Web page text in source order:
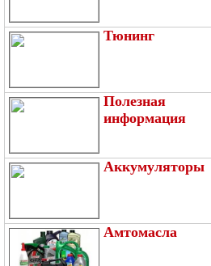
Тюнинг
Полезная
информация
Аккумуляторы
Амтомасла